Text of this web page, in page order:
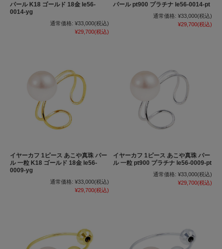
パール K18 ゴールド 18金 le56-
0014-yg
通常価格: ¥33,000(税込)
¥29,700(税込)
パール pt900 プラチナ le56-0014-pt
通常価格: ¥33,000(税込)
¥29,700(税込)
イヤーカフ 1ピース あこや真珠 パー
ル 一粒 K18 ゴールド 18金 le56-
0009-yg
通常価格: ¥33,000(税込)
¥29,700(税込)
イヤーカフ 1ピース あこや真珠 パー
ル 一粒 pt900 プラチナ le56-0009-pt
通常価格: ¥33,000(税込)
¥29,700(税込)